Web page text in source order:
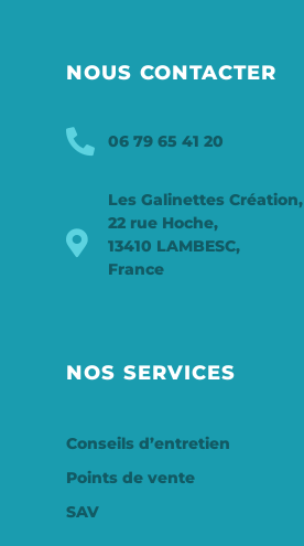
NOUS CONTACTER
06 79 65 41 20
Les Galinettes Création,
22 rue Hoche,
13410 LAMBESC,
France
NOS SERVICES
Conseils d’entretien
Points de vente
SAV